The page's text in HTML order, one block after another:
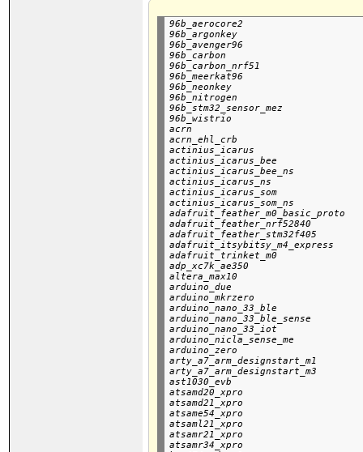
96b_aerocore2
96b_argonkey
96b_avenger96
96b_carbon
96b_carbon_nrf51
96b_meerkat96
96b_neonkey
96b_nitrogen
96b_stm32_sensor_mez
96b_wistrio
acrn
acrn_ehl_crb
actinius_icarus
actinius_icarus_bee
actinius_icarus_bee_ns
actinius_icarus_ns
actinius_icarus_som
actinius_icarus_som_ns
adafruit_feather_m0_basic_proto
adafruit_feather_nrf52840
adafruit_feather_stm32f405
adafruit_itsybitsy_m4_express
adafruit_trinket_m0
adp_xc7k_ae350
altera_max10
arduino_due
arduino_mkrzero
arduino_nano_33_ble
arduino_nano_33_ble_sense
arduino_nano_33_iot
arduino_nicla_sense_me
arduino_zero
arty_a7_arm_designstart_m1
arty_a7_arm_designstart_m3
ast1030_evb
atsamd20_xpro
atsamd21_xpro
atsame54_xpro
atsaml21_xpro
atsamr21_xpro
atsamr34_xpro